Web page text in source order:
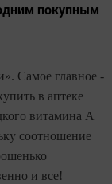
покупным
Самое главное -
в аптеке
витамина А
соотношение
и все!